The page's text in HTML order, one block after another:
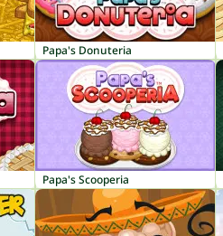
Papa's Donuteria
Papa's Scooperia